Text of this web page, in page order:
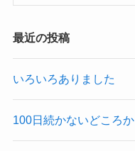
最近の投稿
いろいろありました
100日続かないどころか